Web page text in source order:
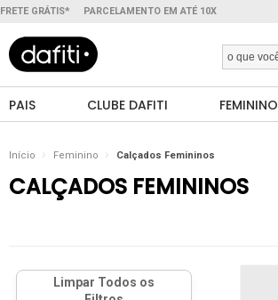
FRETE GRÁTIS* PARCELAMENTO EM ATÉ 10X
PAIS CLUBE DAFITI FEMININO
Início Feminino Calçados Femininos
CALÇADOS FEMININOS